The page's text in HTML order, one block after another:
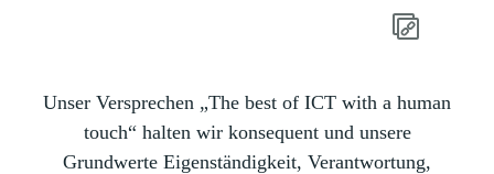
Unser Versprechen „The best of ICT with a human
touch“ halten wir konsequent und unsere
Grundwerte Eigenständigkeit, Verantwortung,